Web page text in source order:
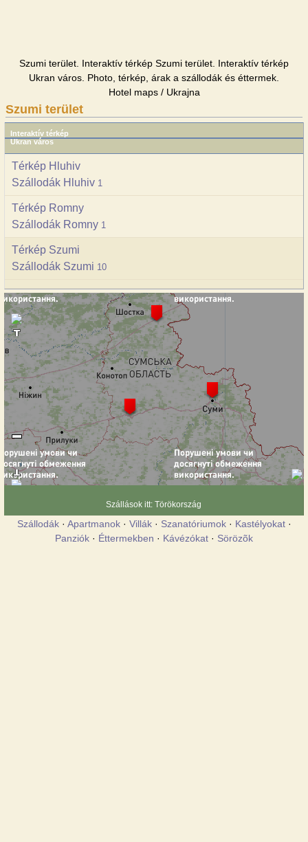
Szumi terület. Interaktív térkép Szumi terület. Interaktív térkép
Ukran város. Photo, térkép, árak a szállodák és éttermek.
Hotel maps / Ukrajna
Szumi terület
Interaktív térkép
Ukran város
Térkép Hluhiv
Szállodák Hluhiv 1
Térkép Romny
Szállodák Romny 1
Térkép Szumi
Szállodák Szumi 10
Szállások itt: Törökország
Szállodák· Apartmanok· Villák· Szanatóriumok· Kastélyokat·
Panziók · Éttermekben · Kávézókat · Sörözõk